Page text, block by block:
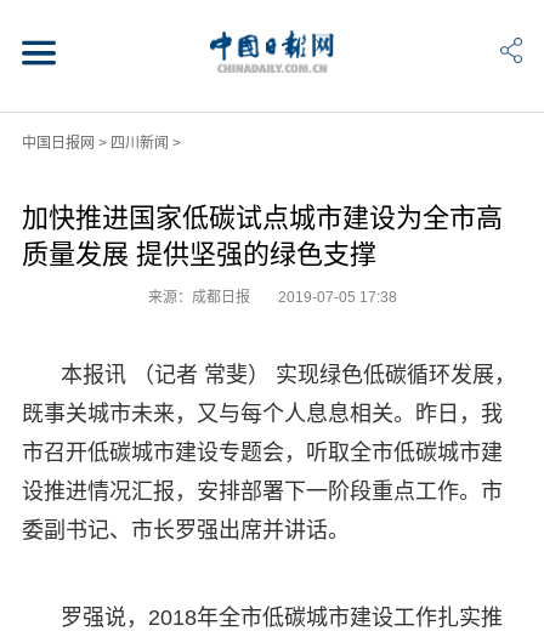
中国日报网 > 四川新闻 >
加快推进国家低碳试点城市建设为全市高
质量发展 提供坚强的绿色支撑
来源：成都日报 2019-07-05 17:38
本报讯 （记者 常斐） 实现绿色低碳循环发展，
既事关城市未来，又与每个人息息相关。昨日，我
市召开低碳城市建设专题会，听取全市低碳城市建
设推进情况汇报，安排部署下一阶段重点工作。市
委副书记、市长罗强出席并讲话。
罗强说，2018年全市低碳城市建设工作扎实推